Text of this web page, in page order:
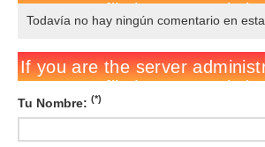
Todavía no hay ningún comentario en
Tu Nombre: (*)